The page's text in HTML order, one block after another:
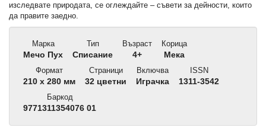
изследвате природата, се оглеждайте – съвети за дейности, които
да правите заедно.
Марка
Мечо Пух
Тип
Списание
Възраст
4+
Корица
Мека
Формат
210 x 280 мм
Страници
32 цветни
Включва
Играчка
ISSN
1311-3542
Баркод
9771311354076 01